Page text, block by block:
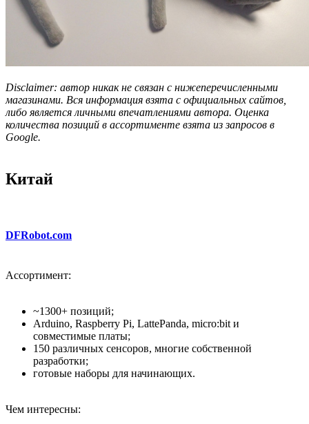
Disclaimer: автор никак не связан с нижеперечисленными
магазинами. Вся информация взята с официальных сайтов,
либо является личными впечатлениями автора. Оценка
количества позиций в ассортименте взята из запросов в
Google.
Китай
DFRobot.com
Ассортимент:
~1300+ позиций;
Arduino, Raspberry Pi, LattePanda, micro:bit и
совместимые платы;
150 различных сенсоров, многие собственной
разработки;
готовые наборы для начинающих.
Чем интересны: